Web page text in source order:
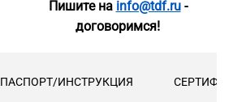
Пишите на info@tdf.ru-
договоримся!
ПАСПОРТ/ИНСТРУКЦИЯ